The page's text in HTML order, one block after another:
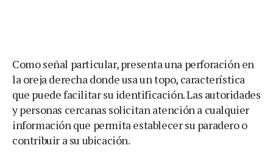
Como señal particular, presenta una perforación en
la oreja derecha donde usa un topo, característica
que puede facilitar su identificación. Las autoridades
y personas cercanas solicitan atención a cualquier
información que permita establecer su paradero o
contribuir a su ubicación.